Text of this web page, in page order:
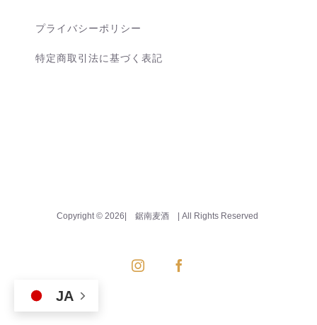
プライバシーポリシー
特定商取引法に基づく表記
Copyright © 2026| 鋸南麦酒 | All Rights Reserved
InstagramFacebook
JA